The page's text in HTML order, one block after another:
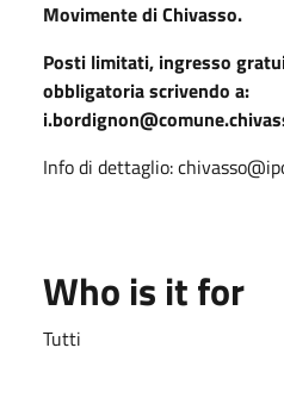
Movimente di Chivasso.
Posti limitati, ingresso
obbligatoria scrivendo a:
Info di dettaglio:
Who is it for
Tutti